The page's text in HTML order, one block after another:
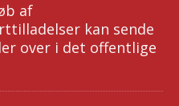
af
kan sende
over i det offentlige